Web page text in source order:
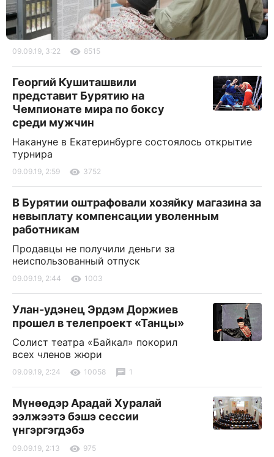
09.09.19, 3:22 8515
Георгий Кушиташвили
представит Бурятию на
Чемпионате мира по боксу
среди мужчин
Накануне в Екатеринбурге состоялось открытие
турнира
09.09.19, 2:59 3752
В Бурятии оштрафовали хозяйку магазина за
невыплату компенсации уволенным
работникам
Продавцы не получили деньги за
неиспользованный отпуск
09.09.19, 2:44 1003
Улан-удэнец Эрдэм Доржиев
прошел в телепроект «Танцы»
Солист театра «Байкал» покорил
всех членов жюри
09.09.19, 2:24 10058 1
Мүнөөдэр Арадай Хуралай
ээлжээтэ бэшэ сессии
үнгэргэгдэбэ
09.09.19, 2:13 975